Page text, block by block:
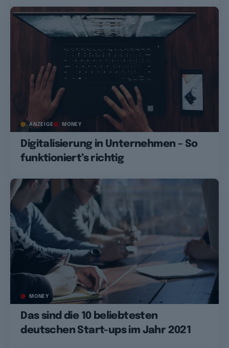
ANZEIGE MONEY
Digitalisierung in Unternehmen – So
funktioniert’s richtig
MONEY
Das sind die 10 beliebtesten
deutschen Start-ups im Jahr 2021